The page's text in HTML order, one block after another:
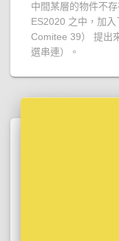
中間某層的物件不
ES2020 之中，加
Comitee 39） 提出
選串連）。